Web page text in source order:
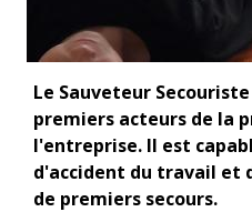
Le Sauveteur
premiers acteurs de la
l'entreprise. Il est
d'accident du travail et
de premiers secours.